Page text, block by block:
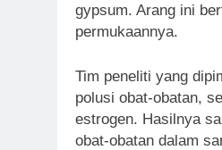
gypsum. Arang ini
permukaannya.
Tim peneliti yang
polusi obat-obatan,
estrogen. Hasilnya
obat-obatan dalam